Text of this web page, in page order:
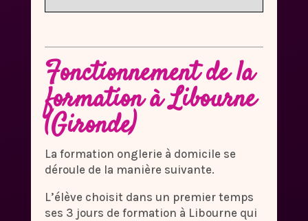
Fonctionnement de la
formation à Libourne
(Gironde)
La formation onglerie à domicile se
déroule de la manière suivante.
L’élève choisit dans un premier temps
ses 3 jours de formation à Libourne qui